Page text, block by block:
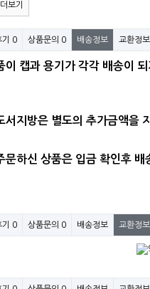
더보기
0 상품문의 0 배송정보 교환정보
이 캡과 용기가 각각 배송이 되
서지방은 별도의​ 추가금액을
문하신 상품은 입금 확인후
0 상품문의 0 배송정보 교환정보